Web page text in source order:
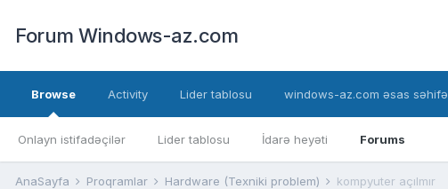
Forum Windows-az.com
Browse
Onlayn istifadəçilər Lider tablosu İdarə heyəti Forums
Activity Lider tablosu windows-az.com əsas səhifə
AnaSayfa Proqramlar Hardware (Texniki problem) kompyuter açılmır